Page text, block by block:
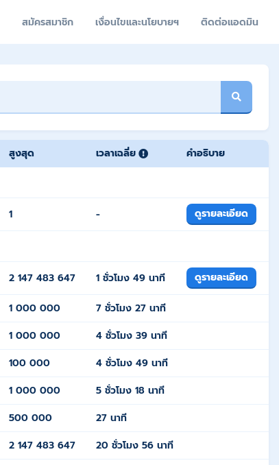
สมัครสมาชิก เงื่อนไขและนโยบายฯ ติดต่อแอดมิน
สูงสุด เวลาเฉลี่ย คำอธิบาย
1 - ดูรายละเอียด
2 147 483 647 1 ชั่วโมง 49 นาที ดูรายละเอียด
1 000 000
7 ชั่วโมง 27 นาที
1 000 000
4 ชั่วโมง 39 นาที
100 000
4 ชั่วโมง 49 นาที
1 000 000
5 ชั่วโมง 18 นาที
500 000
27 นาที
2 147 483 647
20 ชั่วโมง 56 นาที